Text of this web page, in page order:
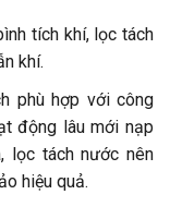
tích khí, lọc tách
khí.
phù hợp với công
động lâu mới nạp
lọc tách nước nên
hiệu quả.